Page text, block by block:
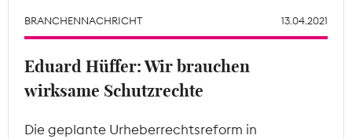
BRANCHENNACHRICHT 13.04.2021
Eduard Hüffer: Wir brauchen
wirksame Schutzrechte
Die geplante Urheberrechtsreform in